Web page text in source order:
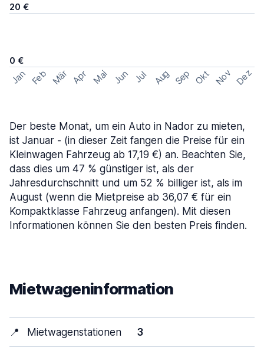
20 €
0 €
Jan Feb Mär Apr Mai Jun Jul Aug Sep Okt Nov Dez
Der beste Monat, um ein Auto in Nador zu mieten,
ist Januar - (in dieser Zeit fangen die Preise für ein
Kleinwagen Fahrzeug ab 17,19 €) an. Beachten Sie,
dass dies um 47 % günstiger ist, als der
Jahresdurchschnitt und um 52 % billiger ist, als im
August (wenn die Mietpreise ab 36,07 € für ein
Kompaktklasse Fahrzeug anfangen). Mit diesen
Informationen können Sie den besten Preis finden.
Mietwageninformation
📍 Mietwagenstationen 3